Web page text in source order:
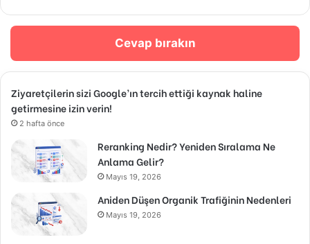
Cevap bırakın
Ziyaretçilerin sizi Google’ın tercih ettiği kaynak haline
getirmesine izin verin!
2 hafta önce
Reranking Nedir? Yeniden Sıralama Ne
Anlama Gelir?
Mayıs 19, 2026
Aniden Düşen Organik Trafiğinin Nedenleri
Mayıs 19, 2026